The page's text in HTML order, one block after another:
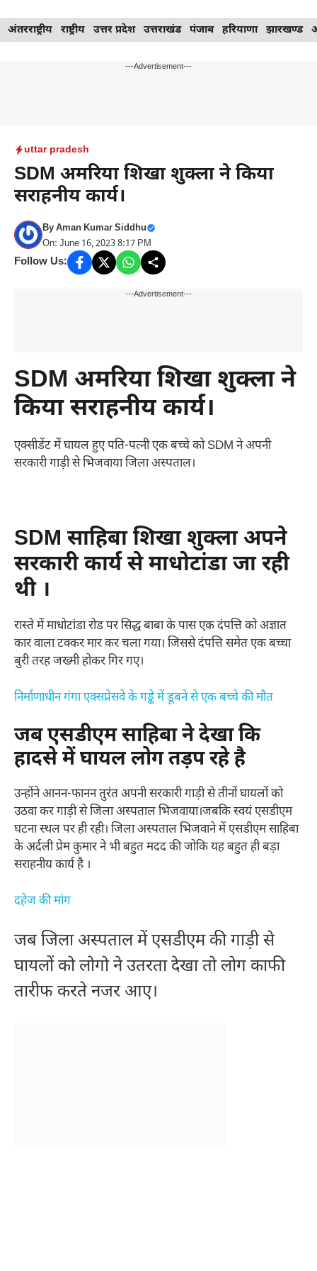
Skip
to
अंतरराष्ट्रीय राष्ट्रीय उत्तर प्रदेश उत्तराखंड पंजाब हरियाणा झारखण्ड
---Advertisement---
uttar pradesh
SDM अमरिया शिखा शुक्ला ने किया
सराहनीय कार्य।
ByAman Kumar Siddhu
On: June 16, 2023 8:17 PM
Follow Us:
---Advertisement---
SDM अमरिया शिखा शुक्ला ने
किया सराहनीय कार्य।
एक्सीडेंट में घायल हुए पति-पत्नी एक बच्चे को SDM ने अपनी
सरकारी गाड़ी से भिजवाया जिला अस्पताल।
SDM साहिबा शिखा शुक्ला अपने
सरकारी कार्य से माधोटांडा जा रही
थी ।
रास्ते में माधोटांडा रोड पर सिद्ध बाबा के पास एक दंपत्ति को अज्ञात
कार वाला टक्कर मार कर चला गया। जिससे दंपत्ति समेत एक बच्चा
बुरी तरह जख्मी होकर गिर गए।
निर्माणाधीन गंगा एक्सप्रेसवे के गड्ढे में डूबने से एक बच्चे की मौत
जब एसडीएम साहिबा ने देखा कि
हादसे में घायल लोग तड़प रहे है
उन्होंने आनन-फानन तुरंत अपनी सरकारी गाड़ी से तीनों घायलों को
उठवा कर गाड़ी से जिला अस्पताल भिजवाया।जबकि स्वयं एसडीएम
घटना स्थल पर ही रही। जिला अस्पताल भिजवाने में एसडीएम साहिबा
के अर्दली प्रेम कुमार ने भी बहुत मदद की जोकि यह बहुत ही बड़ा
सराहनीय कार्य है ।
दहेज की मांग
जब जिला अस्पताल में एसडीएम की गाड़ी से
घायलों को लोगो ने उतरता देखा तो लोग काफी
तारीफ करते नजर आए।